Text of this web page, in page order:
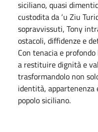
siciliano, quasi
custodita da ‘u Ziu
sopravvissuti, Tony
ostacoli, diffidenze e
Con tenacia e
a restituire dignità e
trasformandolo non
identità, appartenenza
popolo siciliano.